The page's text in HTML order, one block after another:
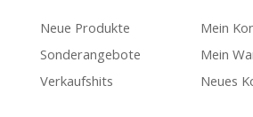
Neue Produkte
Sonderangebote
Verkaufshits
Mein
Mein
Neues